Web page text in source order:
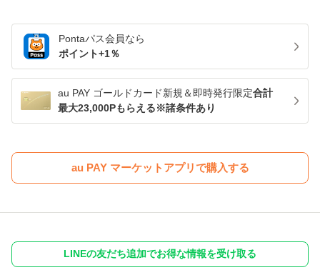
Pontaパス会員なら
ポイント+1％
au PAY ゴールドカード新規＆即時発行限定合計
最大23,000Pもらえる※諸条件あり
au PAY マーケットアプリで購入する
LINEの友だち追加でお得な情報を受け取る